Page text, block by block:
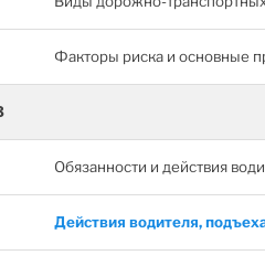
Факторы риска и основные
Обязанности и действия
Действия водителя,